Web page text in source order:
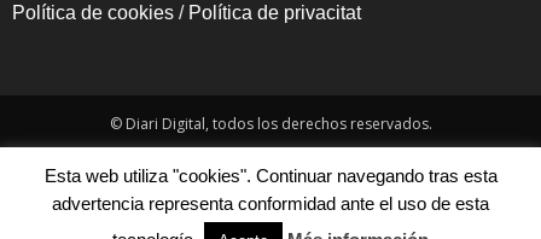
Política de cookies / Política de privacitat
© Diari Digital, todos los derechos reservados.
Esta web utiliza "cookies". Continuar navegando tras esta
advertencia representa conformidad ante el uso de esta